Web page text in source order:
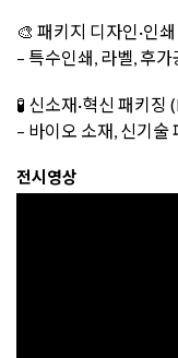
🎨 패키지 디자인·인
– 특수인쇄, 라벨, 후가
🧪 신소재·혁신 패키
– 바이오 소재, 신기술
전시영상